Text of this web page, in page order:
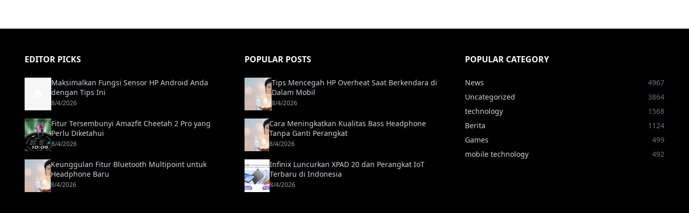
EDITOR PICKS
Maksimalkan Fungsi Sensor HP Android Anda
dengan Tips Ini
8/4/2026
Fitur Tersembunyi Amazfit Cheetah 2 Pro yang
Perlu Diketahui
8/4/2026
Keunggulan Fitur Bluetooth Multipoint untuk
Headphone Baru
8/4/2026
POPULAR POSTS
Tips Mencegah HP Overheat Saat Berkendara di
Dalam Mobil
8/4/2026
Cara Meningkatkan Kualitas Bass Headphone
Tanpa Ganti Perangkat
8/4/2026
Infinix Luncurkan XPAD 20 dan Perangkat IoT
Terbaru di Indonesia
8/4/2026
POPULAR CATEGORY
News
4967
Uncategorized
3864
technology
1568
Berita
1124
Games
499
mobile technology
492